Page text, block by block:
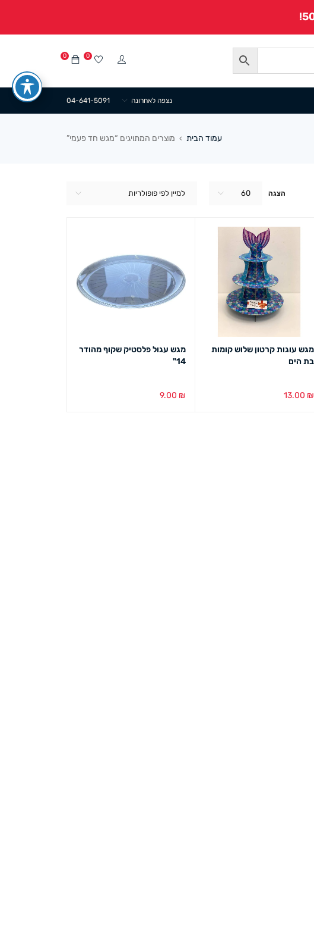
0 0
04-641-5091 נצפה לאחרונה
עמוד הבית › מוצרים המתויגים “מגש חד פעמי”
למיין לפי פופולריות הצגה 60
מגש עוגות קרטון שלוש קומות
בת הים
13.00 ₪
מגש עגול פלסטיק שקוף מהודר
14"
9.00 ₪